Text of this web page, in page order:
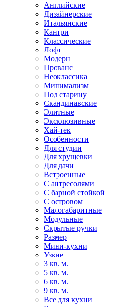
Английские
Дизайнерские
Итальянские
Кантри
Классические
Лофт
Модерн
Прованс
Неоклассика
Минимализм
Под старину
Скандинавские
Элитные
Эксклюзивные
Хай-тек
Особенности
Для студии
Для хрущевки
Для дачи
Встроенные
С антресолями
С барной стойкой
С островом
Малогабаритные
Модульные
Скрытые ручки
Размер
Мини-кухни
Узкие
3 кв. м.
5 кв. м.
6 кв. м.
9 кв. м.
Все для кухни